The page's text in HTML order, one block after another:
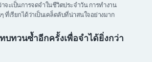
จะเป็นการจดจำในชีวิตประจำวัน การทำงาน
ที่เรียกได้ว่าเป็นเคล็ดลับที่น่าสนใจอย่างมาก
บทวนซ้ำอีกครั้งเพื่อจำได้ยิ่งกว่า